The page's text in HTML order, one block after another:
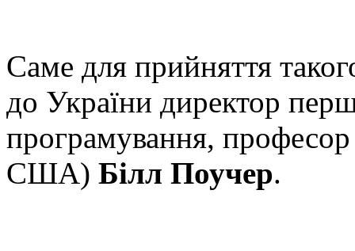
Саме для прийняття
до України директор
програмування, професор
США) Білл Поучер.